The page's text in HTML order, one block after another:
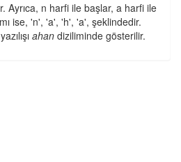
Ayrıca, n harfi ile başlar, a harfi ile
ise, 'n', 'a', 'h', 'a', şeklindedir.
ahan diziliminde gösterilir.